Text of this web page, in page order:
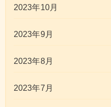
2023年10月
2023年9月
2023年8月
2023年7月